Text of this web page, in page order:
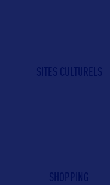
SITES CULTURELS
SHOPPING